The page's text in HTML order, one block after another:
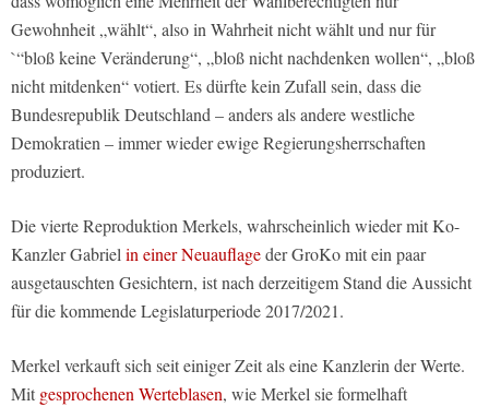
Gewohnheit „wählt“, also in Wahrheit nicht wählt und nur für
`“bloß keine Veränderung“, „bloß nicht nachdenken wollen“, „bloß
nicht mitdenken“ votiert. Es dürfte kein Zufall sein, dass die
Bundesrepublik Deutschland – anders als andere westliche
Demokratien – immer wieder ewige Regierungsherrschaften
produziert.
Die vierte Reproduktion Merkels, wahrscheinlich wieder mit Ko-
Kanzler Gabrielin einer Neuauflageder GroKo mit ein paar
ausgetauschten Gesichtern, ist nach derzeitigem Stand die Aussicht
für die kommende Legislaturperiode 2017/2021.
Merkel verkauft sich seit einiger Zeit als eine Kanzlerin der Werte.
Mit gesprochenen Werteblasen, wie Merkel sie formelhaft